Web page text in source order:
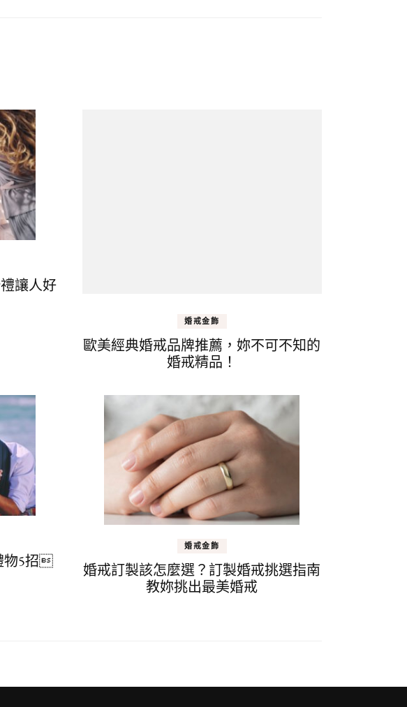
讓人好
婚戒金飾
歐美經典婚戒品牌推薦，妳不可不知的
婚戒精品！
物5招
婚戒金飾
婚戒訂製該怎麼選？訂製婚戒挑選指南
教妳挑出最美婚戒